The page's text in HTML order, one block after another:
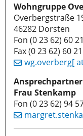
Wohngruppe
Overbergstraße
46282 Dorsten
Fon (0 23 62) 60
Fax (0 23 62) 60
wg.overberg[
Frau Stenkamp
Fon (0 23 62) 94
YouTube